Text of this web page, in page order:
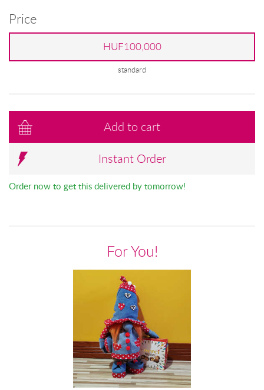
Price
HUF100,000
standard
Add to cart
Instant Order
Order now to get this delivered by tomorrow!
For You!